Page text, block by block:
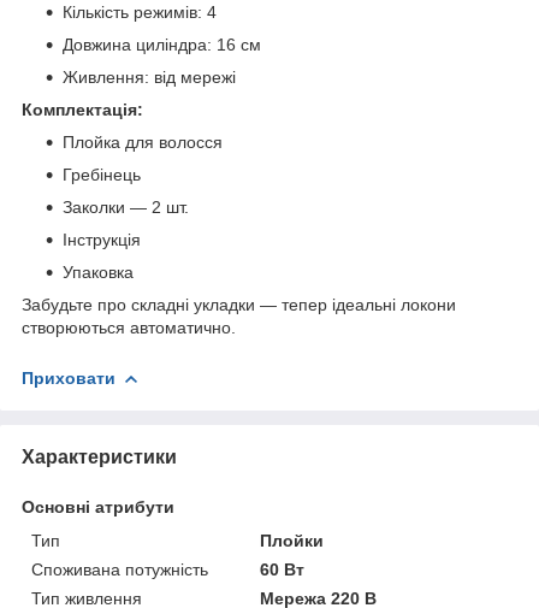
Кількість режимів: 4
Довжина циліндра: 16 см
Живлення: від мережі
Комплектація:
Плойка для волосся
Гребінець
Заколки — 2 шт.
Інструкція
Упаковка
Забудьте про складні укладки — тепер ідеальні локони
створюються автоматично.
Приховати
Характеристики
Основні атрибути
Тип
Плойки
Споживана потужність
60 Вт
Тип живлення
Мережа 220 В